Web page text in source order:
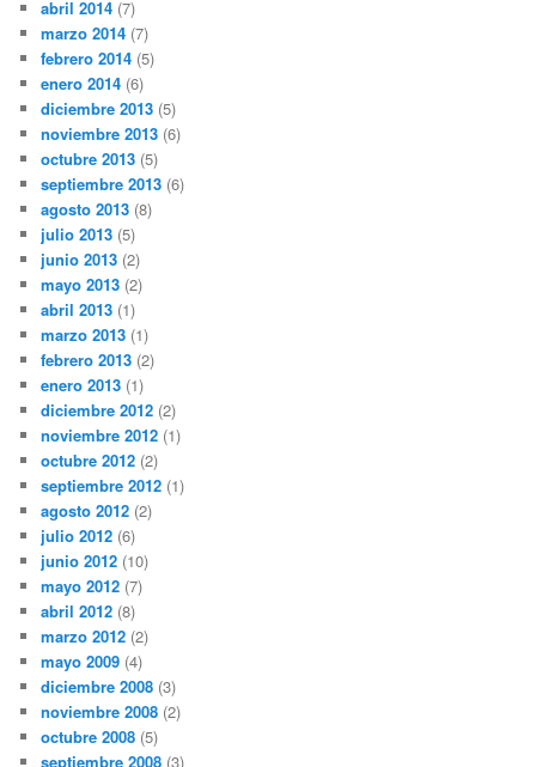
abril 2014 (7)
marzo 2014 (7)
febrero 2014 (5)
enero 2014 (6)
diciembre 2013 (5)
noviembre 2013 (6)
octubre 2013 (5)
septiembre 2013 (6)
agosto 2013 (8)
julio 2013 (5)
junio 2013 (2)
mayo 2013 (2)
abril 2013 (1)
marzo 2013 (1)
febrero 2013 (2)
enero 2013 (1)
diciembre 2012 (2)
noviembre 2012 (1)
octubre 2012 (2)
septiembre 2012 (1)
agosto 2012 (2)
julio 2012 (6)
junio 2012 (10)
mayo 2012 (7)
abril 2012 (8)
marzo 2012 (2)
mayo 2009 (4)
diciembre 2008 (3)
noviembre 2008 (2)
octubre 2008 (5)
septiembre 2008 (3)